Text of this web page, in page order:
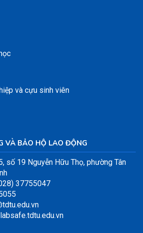
và cựu sinh viên
VÀ BẢO HỘ LAO ĐỘNG
số 19 Nguyễn Hữu Thọ, phường Tân
37755047